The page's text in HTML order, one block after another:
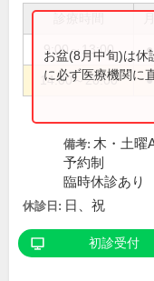
9:00～13:00 ●
14:00～20:00 ●
お盆(8月中旬)は休
に必ず医療機関に
備考: 木・土曜
予約制
臨時休診あり
休診日: 日、祝
初診受付